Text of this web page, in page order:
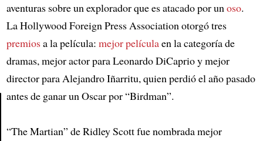
Article
aventuras sobre un explorador que es atacado por unoso.
La Hollywood Foreign Press Association otorgó tres
premiosa la película: mejor películaen la categoría de
dramas, mejor actor para Leonardo DiCaprio y mejor
director para Alejandro Iñarritu, quien perdió el año pasado
antes de ganar un Oscar por “Birdman”.
“The Martian” de Ridley Scott fue nombrada mejor